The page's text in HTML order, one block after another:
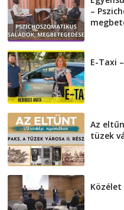
–
E-Taxi
Az
tüzek
Közélet